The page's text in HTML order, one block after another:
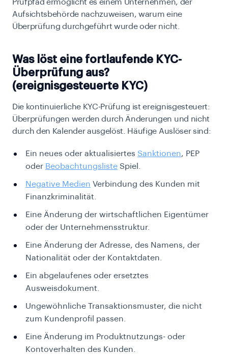
Prüfpfad ermöglicht es einem Unternehmen, der
Aufsichtsbehörde nachzuweisen, warum eine
Überprüfung durchgeführt wurde oder nicht.
Was löst eine fortlaufende KYC-
Überprüfung aus?
(ereignisgesteuerte KYC)
Die kontinuierliche KYC-Prüfung ist ereignisgesteuert:
Überprüfungen werden durch Änderungen und nicht
durch den Kalender ausgelöst. Häufige Auslöser sind:
Ein neues oder aktualisiertes Sanktionen, PEP
oder Beobachtungsliste Spiel.
Negative Medien Verbindung des Kunden mit
Finanzkriminalität.
Eine Änderung der wirtschaftlichen Eigentümer
oder der Unternehmensstruktur.
Eine Änderung der Adresse, des Namens, der
Nationalität oder der Kontaktdaten.
Ein abgelaufenes oder ersetztes
Ausweisdokument.
Ungewöhnliche Transaktionsmuster, die nicht
zum Kundenprofil passen.
Eine Änderung im Produktnutzungs- oder
Kontoverhalten des Kunden.